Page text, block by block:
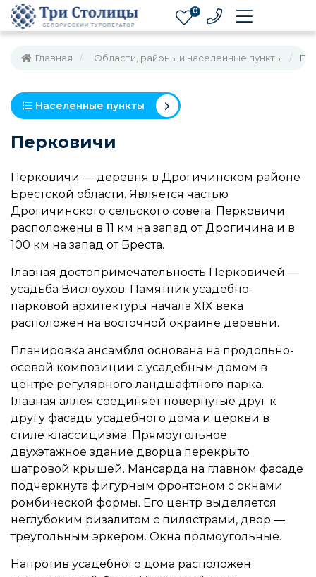
0
Главная Области, районы и населенные пункты
Населенные пункты
Перковичи
Перковичи — деревня в Дрогичинском районе
Брестской области. Является частью
Дрогичинского сельского совета. Перковичи
расположены в 11 км на запад от Дрогичина и в
100 км на запад от Бреста.
Главная достопримечательность Перковичей —
усадьба Вислоухов. Памятник усадебно-
парковой архитектуры начала XIX века
расположен на восточной окраине деревни.
Планировка ансамбля основана на продольно-
осевой композиции с усадебным домом в
центре регулярного ландшафтного парка.
Главная аллея соединяет повернутые друг к
другу фасады усадебного дома и церкви в
стиле классицизма. Прямоугольное
двухэтажное здание дворца перекрыто
шатровой крышей. Мансарда на главном фасаде
подчеркнута фигурным фронтоном с окнами
ромбической формы. Его центр выделяется
неглубоким ризалитом с пилястрами, двор —
треугольным эркером. Окна прямоугольные.
Напротив усадебного дома расположен